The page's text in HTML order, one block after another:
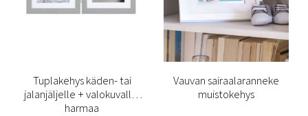
Tuplakehys käden- tai
jalanjäljelle + valokuvalle,
harmaa
Vauvan sairaalaranneke
muistokehys